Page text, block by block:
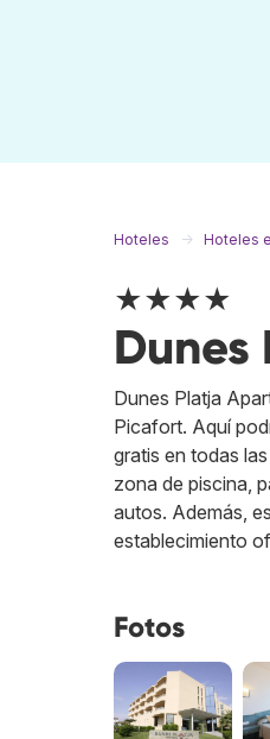
Hoteles Hoteles
★★★★
Dunes Platja
Picafort. Aquí
gratis en todas
zona de piscina,
autos. Además,
establecimiento
Fotos